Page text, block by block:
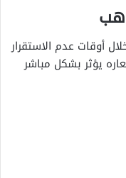
أوقات عدم الاستقرار
يؤثر بشكل مباشر